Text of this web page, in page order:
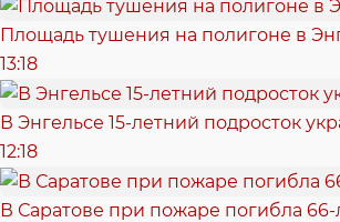
Площадь тушения на полигоне в
13:18
В Энгельсе 15-летний подросток
12:18
В Саратове при пожаре погибла